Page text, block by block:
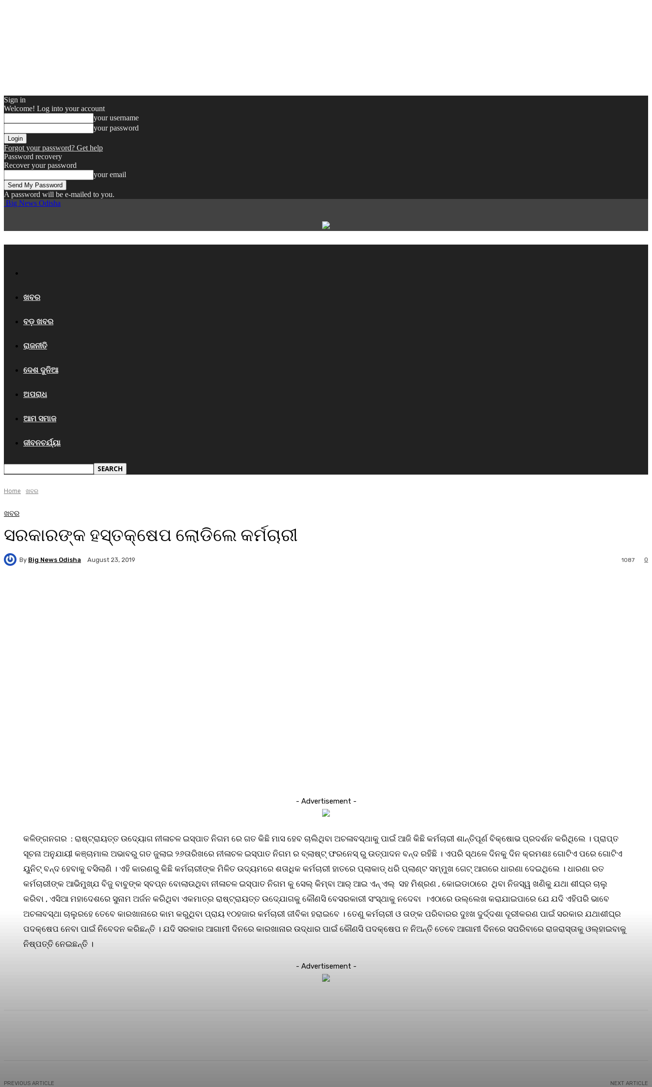
Sign in
Welcome! Log into your account
your username
your password
Forgot your password? Get help
Password recovery
Recover your password
your email
A password will be e-mailed to you.
Big News Odisha
ଖବର
ବଡ଼ ଖବର
ରାଜନୀତି
ଦେଶ ଦୁନିଆ
ଅପରାଧ
ଆମ ସମାଜ
ଜୀବନଚର୍ଯ୍ୟା
Home ଖବର
ଖବର
ସରକାରଙ୍କ ହସ୍ତକ୍ଷେପ ଲୋଡିଲେ କର୍ମଚାରୀ
By Big News Odisha August 23, 2019 0
1087
- Advertisement -
କଳିଙ୍ଗନଗର : ରାଷ୍ଟ୍ରାୟତ୍ତ ଉଦ୍ୟୋଗ ନୀଳାଚଳ ଇସ୍ପାତ ନିଗମ ରେ ଗତ କିଛି ମାସ ହେବ ଚାଲିଥିବା ଅଚଳାବସ୍ଥାକୁ ପାଇଁ ଆଜି କିଛି କର୍ମଚାରୀ ଶାନ୍ତିପୂର୍ଣ ବିକ୍ଷୋଭ ପ୍ରଦର୍ଶନ କରିଥିଲେ । ପ୍ରାପ୍ତ
ସୂଚନା ଅନୁଯାୟୀ କଞ୍ଚାମାଲ ଅଭାବରୁ ଗତ ଜୁଲାଇ ୨୬ତାରିଖରେ ନୀଳାଚଳ ଇସ୍ପାତ ନିଗମ ର ବ୍ଲାଷ୍ଟ୍ ଫରନେସ୍ ରୁ ଉତ୍ପାଦନ ବନ୍ଦ ରହିଛି । ଏପରି ସ୍ଥଳେ ଦିନକୁ ଦିନ କ୍ରମଶଃ ଗୋଟିଏ ପରେ ଗୋଟିଏ
ୟୁନିଟ୍ ବନ୍ଦ ହେବାକୁ ବସିଲାଣି । ଏହି କାରଣରୁ କିଛି କର୍ମଚାରୀଙ୍କ ମିଳିତ ଉଦ୍ୟମରେ ଶତାଧିକ କର୍ମଚାରୀ ହାତରେ ପ୍ଲାକାଡ୍ ଧରି ପ୍ଲାଣ୍ଟ ସମ୍ମୁଖ ଗେଟ୍ ଆଗରେ ଧାରଣା ଦେଇଥିଲେ । ଧାରଣା ରତ
କର୍ମଚାରୀଙ୍କ ଆଭିମୁଖ୍ଯ ବିଜୁ ବାବୁଙ୍କ ସ୍ବପ୍ନ ବୋଲାଉଥିବା ନୀଳାଚଳ ଇସ୍ପାତ ନିଗମ କୁ ସେଲ୍ କିମ୍ବା ଆର୍ ଆଇ ଏନ୍ ଏଲ୍ ସହ ମିଶ୍ରଣ , କୋଇଡାଠାରେ ଥିବା ନିଜସ୍ୱ ଖଣିକୁ ଯଥା ଶୀଘ୍ର ଚାଲୁ
କରିବା , ଏସିଆ ମହାଦେଶରେ ସୁନାମ ଅର୍ଜନ କରିଥିବା ଏକମାତ୍ର ରାଷ୍ଟ୍ରାୟତ୍ତ ଉଦ୍ଯୋଗକୁ କୌଣସି ବେସରକାରୀ ସଂସ୍ଥାକୁ ନଦେବା ।ଏଠାରେ ଉଲ୍ଲେଖ କରାଯାଇପାରେ ଯେ ଯଦି ଏହିପରି ଭାବେ
ଅଚଳାବସ୍ଥା ଚାଲୁରହେ ତେବେ କାରଖାନାରେ କାମ କରୁଥିବା ପ୍ରାୟ ୧୦ହଜାର କର୍ମଚାରୀ ଜୀବିକା ହରାଇବେ । ତେଣୁ କର୍ମଚାରୀ ଓ ତାଙ୍କ ପରିବାରର ଦୁଃଖ ଦୁର୍ଦ୍ଦଶା ଦୂରୀକରଣ ପାଇଁ ସରକାର ଯଥାଶୀଘ୍ର
ପଦକ୍ଷେପ ନେବା ପାଇଁ ନିବେଦନ କରିଛନ୍ତି । ଯଦି ସରକାର ଆଗାମୀ ଦିନରେ କାରଖାନାର ଉଦ୍ଧାର ପାଇଁ କୌଣସି ପଦକ୍ଷେପ ନ ନିଅନ୍ତି ତେବେ ଆଗାମୀ ଦିନରେ ସପରିବାରେ ରାଜରାସ୍ତାକୁ ଓଲ୍ହାଇବାକୁ
ନିଷ୍ପତ୍ତି ନେଇଛନ୍ତି ।
- Advertisement -
PREVIOUS ARTICLE NEXT ARTICLE